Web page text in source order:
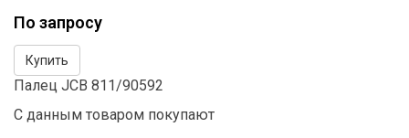
По запросу
Купить
Палец JCB 811/90592
С данным товаром покупают